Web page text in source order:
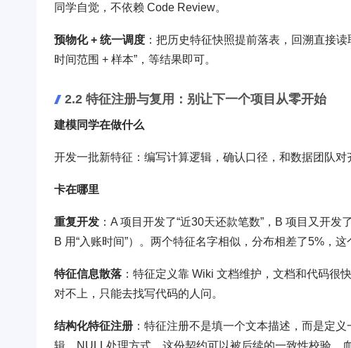
同学自觉，不依赖 Code Review。
预物化 + 统一调度 ：把历史特征快照提前落表，回溯直接
时间范围 + 样本”，等结果即可。
2.2 特征注册与复用：别让下一个项目从零开始
建模同学在做什么
开发一批新特征：编写计算逻辑，确认口径，和数据团队
卡在哪里
重复开发 ：A 项目开发了“近30天还款笔数”，B 项目又开
B 用“入账时间”）。两个特征名字相似，分布相差了5%，
特征信息散落 ：特征定义靠 Wiki 文档维护，文档和代码很
对不上，只能去找写代码的人问。
结构化特征注册 ：特征注册不是填一个文本描述，而是定
辑、NULL处理方式。这份契约可以被后续的一致性校验、